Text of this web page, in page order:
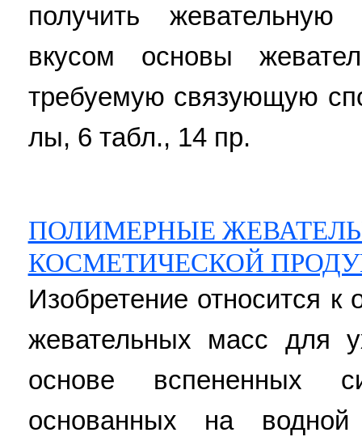
получить
вкусом основы
требуемую связующую
лы, 6 табл., 14 пр.
ПОЛИМЕРНЫЕ
КОСМЕТИЧЕСКОЙ
Изобретение относится к
жевательных масс для
основе вспененных
основанных на водной